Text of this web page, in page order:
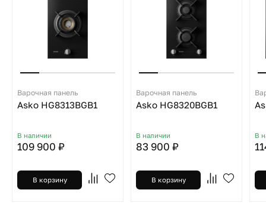
Варочная панель
Asko HG8313BGB1
В наличии
109 900 ₽
В корзину
Варочная панель
Asko HG8320BGB1
В наличии
83 900 ₽
В корзину
В